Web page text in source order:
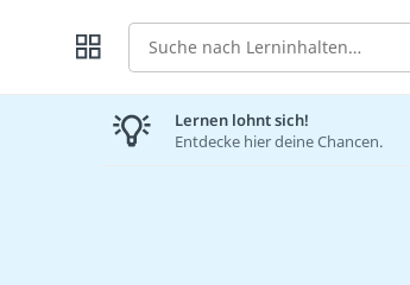
Suche
Lernen lohnt sich!
Entdecke hier deine Chancen.